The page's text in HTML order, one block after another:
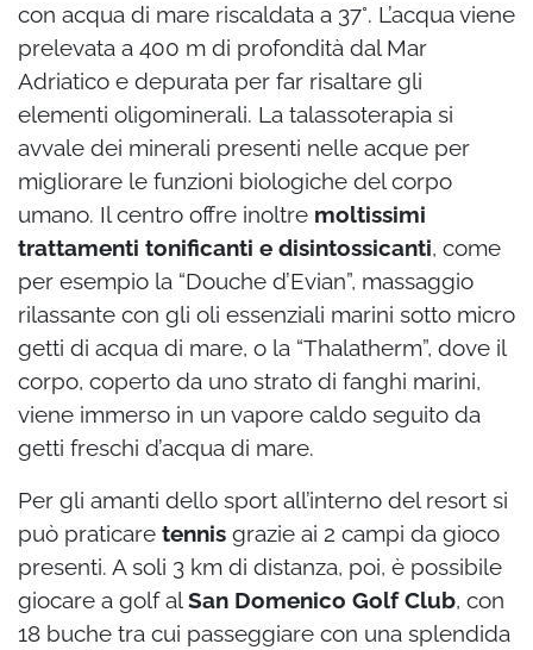
con acqua di mare riscaldata a 37°. L’acqua viene
prelevata a 400 m di profondità dal Mar
Adriatico e depurata per far risaltare gli
elementi oligominerali. La talassoterapia si
avvale dei minerali presenti nelle acque per
migliorare le funzioni biologiche del corpo
umano. Il centro offre inoltre moltissimi
trattamenti tonificanti e disintossicanti, come
per esempio la “Douche d’Evian”, massaggio
rilassante con gli oli essenziali marini sotto micro
getti di acqua di mare, o la “Thalatherm”, dove il
corpo, coperto da uno strato di fanghi marini,
viene immerso in un vapore caldo seguito da
getti freschi d’acqua di mare.
Per gli amanti dello sport all’interno del resort si
può praticare tennis grazie ai 2 campi da gioco
presenti. A soli 3 km di distanza, poi, è possibile
giocare a golf alSan Domenico Golf Club, con
18 buche tra cui passeggiare con una splendida